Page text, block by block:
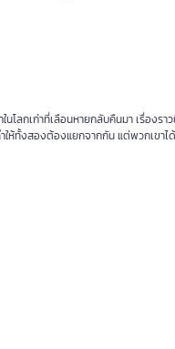
ลกเก่าที่เลือนหายกลับคืนมา เรื่องร
ห้ทั้งสองต้องแยกจากกัน แต่พวกเขา